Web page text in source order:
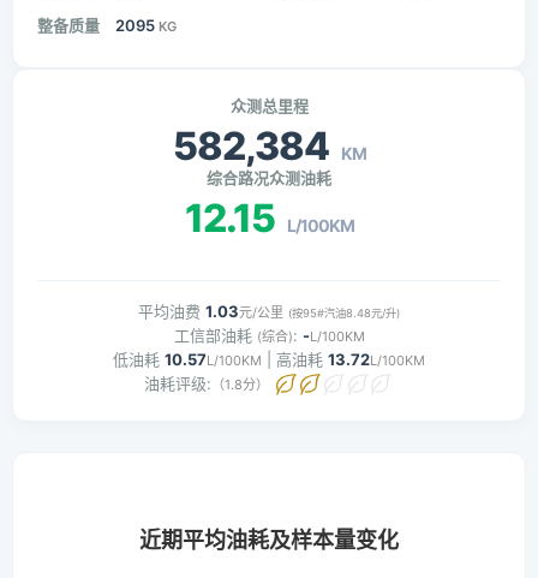
整备质量 2095 KG
众测总里程
582,384 KM
综合路况众测油耗
12.15 L/100KM
平均油费 1.03元/公里 (按95#汽油8.48元/升)
工信部油耗 (综合): -L/100KM
低油耗 10.57L/100KM | 高油耗 13.72L/100KM
油耗评级: （1.8分）